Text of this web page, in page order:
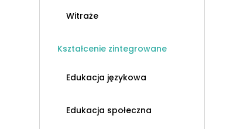
Witraże
Kształcenie zintegrowane
Edukacja językowa
Edukacja społeczna